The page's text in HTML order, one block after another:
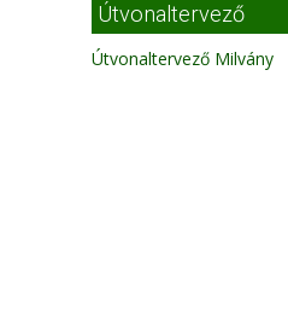
Útvonaltervező
Útvonaltervező Milvány